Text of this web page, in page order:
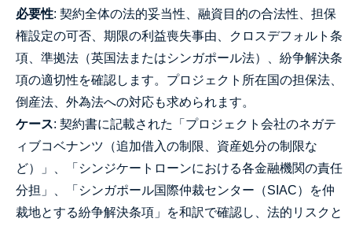
必要性: 契約全体の法的妥当性、融資目的の合法性、担保
権設定の可否、期限の利益喪失事由、クロスデフォルト条
項、準拠法（英国法またはシンガポール法）、紛争解決条
項の適切性を確認します。プロジェクト所在国の担保法、
倒産法、外為法への対応も求められます。
ケース: 契約書に記載された「プロジェクト会社のネガテ
ィブコベナンツ（追加借入の制限、資産処分の制限な
ど）」、「シンジケートローンにおける各金融機関の責任
分担」、「シンガポール国際仲裁センター（SIAC）を仲
裁地とする紛争解決条項」を和訳で確認し、法的リスクと